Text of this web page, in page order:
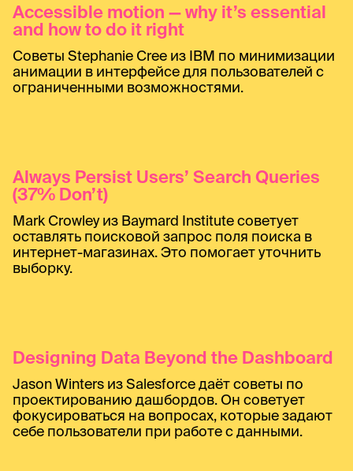
Accessible motion — why it’s essential
and how to do it right
Советы Stephanie Cree из IBM по минимизации
анимации в интерфейсе для пользователей с
ограниченными возможностями.
Always Persist Users’ Search Queries
(37% Don’t)
Mark Crowley из Baymard Institute советует
оставлять поисковой запрос поля поиска в
интернет-магазинах. Это помогает уточнить
выборку.
Designing Data Beyond the Dashboard
Jason Winters из Salesforce даёт советы по
проектированию дашбордов. Он советует
фокусироваться на вопросах, которые задают
себе пользователи при работе с данными.